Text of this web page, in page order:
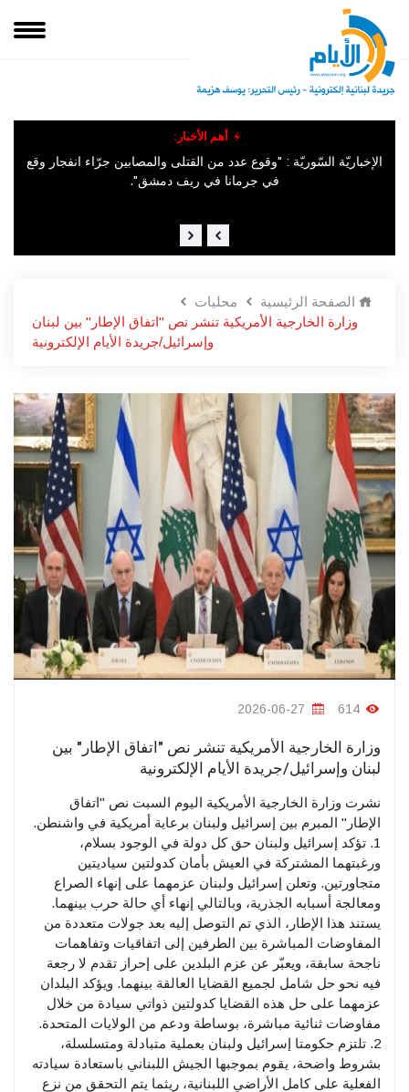
أهم الأخبار:
الإخباريّة السّوريّة : "وقوع عدد من القتلى والمصابين جرّاء انفجار وقع
في ​جرمانا​ في ريف دمشق".
الصفحة الرئيسية
محليات
وزارة الخارجية الأمريكية تنشر نص "اتفاق الإطار" بين لبنان
وإسرائيل/جريدة الأيام الإلكترونية
وزارة الخارجية الأمريكية تنشر نص "اتفاق الإطار" بين
لبنان وإسرائيل/جريدة الأيام الإلكترونية
نشرت وزارة الخارجية الأمريكية اليوم السبت نص "اتفاق
الإطار" المبرم بين إسرائيل ولبنان برعاية أمريكية في واشنطن.
1. تؤكد إسرائيل ولبنان حق كل دولة في الوجود بسلام،
ورغبتهما المشتركة في العيش بأمان كدولتين سياديتين
متجاورتين. وتعلن إسرائيل ولبنان عزمهما على إنهاء الصراع
ومعالجة أسبابه الجذرية، وبالتالي إنهاء أي حالة حرب بينهما.
يستند هذا الإطار، الذي تم التوصل إليه بعد جولات متعددة من
المفاوضات المباشرة بين الطرفين إلى اتفاقيات وتفاهمات
ناجحة سابقة، ويعبّر عن عزم البلدين على إحراز تقدم لا رجعة
فيه نحو حل شامل لجميع القضايا العالقة بينهما. ويؤكد البلدان
عزمهما على حل هذه القضايا كدولتين ذواتي سيادة من خلال
مفاوضات ثنائية مباشرة، بوساطة ودعم من الولايات المتحدة.
2. تلتزم حكومتا إسرائيل ولبنان بعملية متبادلة ومتسلسلة،
بشروط واضحة، يقوم بموجبها الجيش اللبناني باستعادة سيادته
الفعلية على كامل الأراضي اللبنانية، ريثما يتم التحقق من نزع